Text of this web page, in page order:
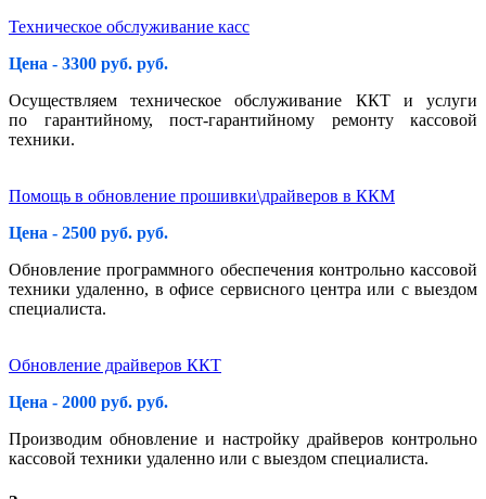
Техническое обслуживание касс
Цена - 3300 руб. руб.
Осуществляем техническое обслуживание ККТ и услуги
по гарантийному, пост-гарантийному ремонту кассовой
техники.
Помощь в обновление прошивки\драйверов в ККМ
Цена - 2500 руб. руб.
Обновление программного обеспечения контрольно кассовой
техники удаленно, в офисе сервисного центра или с выездом
специалиста.
Обновление драйверов ККТ
Цена - 2000 руб. руб.
Производим обновление и настройку драйверов контрольно
кассовой техники удаленно или с выездом специалиста.